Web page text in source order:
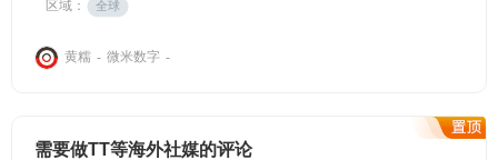
区域： 全球
黄糯 - 微米数字 -
需要做TT等海外社媒的评论